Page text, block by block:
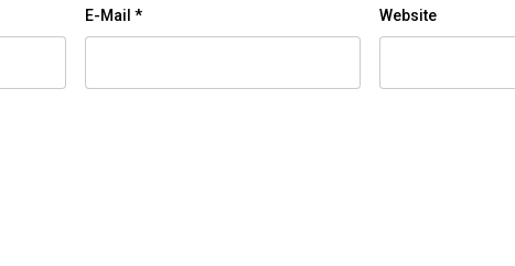
E-Mail * Website